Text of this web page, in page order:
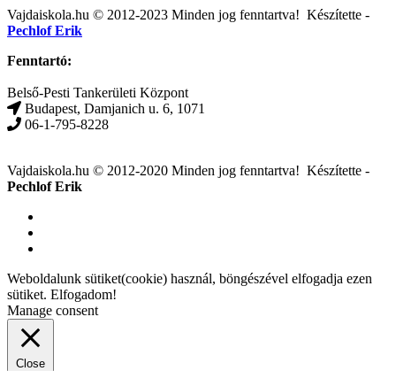
Post
navigation
Vajdaiskola.hu © 2012-2023 Minden jog fenntartva! ‎‎‏‏‎ ‎Készítette -
Pechlof Erik
Fenntartó:
Belső-Pesti Tankerületi Központ
Budapest, Damjanich u. 6, 1071
06-1-795-8228
Vajdaiskola.hu © 2012-2020 Minden jog fenntartva! ‎‎‏‏‎ ‎Készítette -
Pechlof Erik
Weboldalunk sütiket(cookie) használ, böngészével elfogadja ezen
sütiket. Elfogadom!
Manage consent
Close